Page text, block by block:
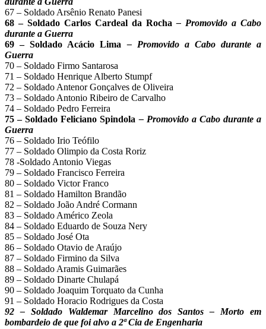
67 – Soldado Arsênio Renato Panesi
68 – Soldado Carlos Cardeal da Rocha– Promovido a Cabo
durante a Guerra
69 – Soldado Acácio Lima– Promovido a Cabo durante a
Guerra
70 – Soldado Firmo Santarosa
71 – Soldado Henrique Alberto Stumpf
72 – Soldado Antenor Gonçalves de Oliveira
73 – Soldado Antonio Ribeiro de Carvalho
74 – Soldado Pedro Ferreira
75 – Soldado Feliciano Spindola– Promovido a Cabo durante a
Guerra
76 – Soldado Irio Teófilo
77 – Soldado Olimpio da Costa Roriz
78 -Soldado Antonio Viegas
79 – Soldado Francisco Ferreira
80 – Soldado Victor Franco
81 – Soldado Hamilton Brandão
82 – Soldado João André Cormann
83 – Soldado Américo Zeola
84 – Soldado Eduardo de Souza Nery
85 – Soldado José Ota
86 – Soldado Otavio de Araújo
87 – Soldado Firmino da Silva
88 – Soldado Aramis Guimarães
89 – Soldado Dinarte Chulapá
90 – Soldado Joaquim Torquato da Cunha
91 – Soldado Horacio Rodrigues da Costa
92 – Soldado Waldemar Marcelino dos Santos – Morto em
bombardeio de que foi alvo a 2ª Cia de Engenharia